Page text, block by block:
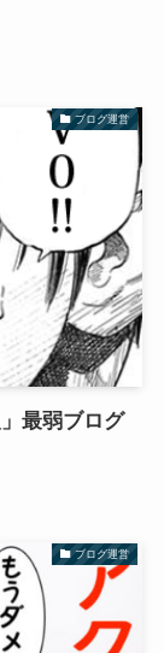
ブログ運営
最弱ブログ
ブログ運営